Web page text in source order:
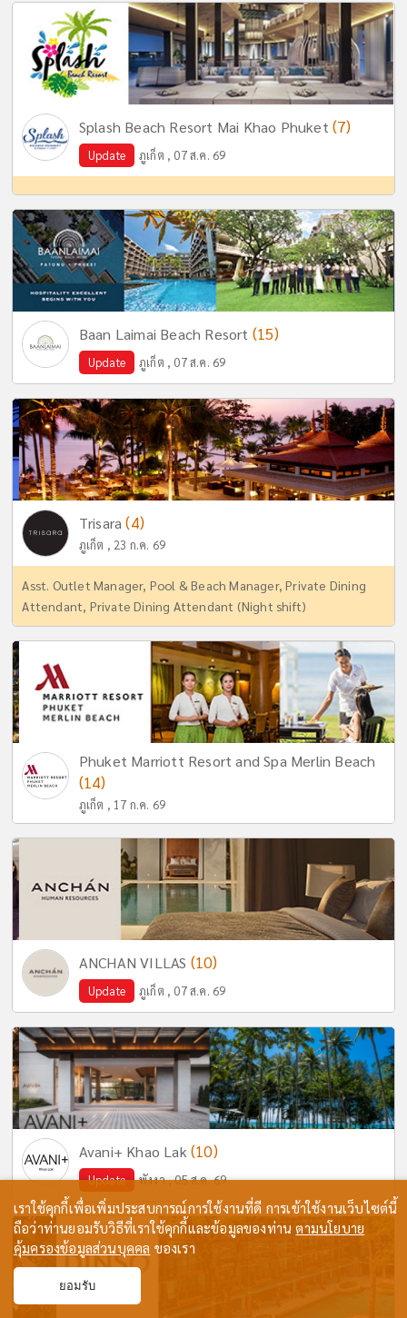
Splash Beach Resort Mai Khao Phuket (7)
Update ภูเก็ต , 07 ส.ค. 69
Baan Laimai Beach Resort (15)
Update ภูเก็ต , 07 ส.ค. 69
Trisara(4)
ภูเก็ต , 23 ก.ค. 69
Asst. Outlet Manager, Pool & Beach Manager, Private Dining
Attendant, Private Dining Attendant (Night shift)
Phuket Marriott Resort and Spa Merlin Beach
(14)
ภูเก็ต , 17 ก.ค. 69
ANCHAN VILLAS (10)
Update ภูเก็ต , 07 ส.ค. 69
Avani+ Khao Lak (10)
Update พังงา , 05 ส.ค. 69
เราใช้คุกกี้เพื่อเพิ่มประสบการณ์การใช้งานที่ดี การเข้าใช้งานเว็บไซต์นี้
ถือว่าท่านยอมรับวิธีที่เราใช้คุกกี้และข้อมูลของท่านตามนโยบาย
คุ้มครองข้อมูลส่วนบุคคล ของเรา
ยอมรับ